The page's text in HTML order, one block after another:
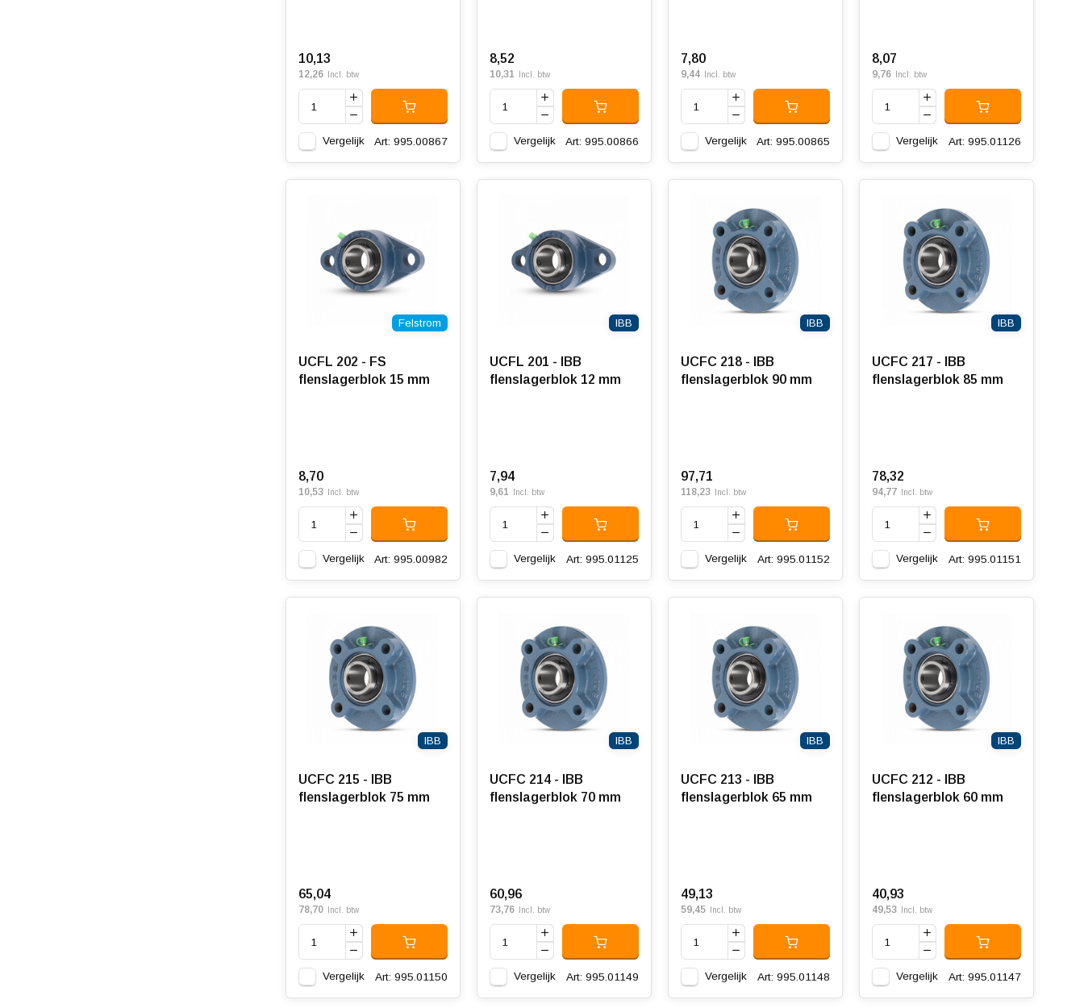
10,13
12,26 Incl. btw
Vergelijk Art: 995.00867
8,52
10,31 Incl. btw
Vergelijk Art: 995.00866
7,80
9,44 Incl. btw
Vergelijk Art: 995.00865
8,07
9,76 Incl. btw
Vergelijk Art: 995.01126
Felstrom
UCFL 202 - FS
flenslagerblok 15 mm
8,70
10,53 Incl. btw
Vergelijk Art: 995.00982
IBB
UCFL 201 - IBB
flenslagerblok 12 mm
7,94
9,61 Incl. btw
Vergelijk Art: 995.01125
IBB
UCFC 218 - IBB
flenslagerblok 90 mm
97,71
118,23 Incl. btw
Vergelijk Art: 995.01152
IBB
UCFC 217 - IBB
flenslagerblok 85 mm
78,32
94,77 Incl. btw
Vergelijk Art: 995.01151
IBB
UCFC 215 - IBB
flenslagerblok 75 mm
65,04
78,70 Incl. btw
Vergelijk Art: 995.01150
IBB
UCFC 214 - IBB
flenslagerblok 70 mm
60,96
73,76 Incl. btw
Vergelijk Art: 995.01149
IBB
UCFC 213 - IBB
flenslagerblok 65 mm
49,13
59,45 Incl. btw
Vergelijk Art: 995.01148
IBB
UCFC 212 - IBB
flenslagerblok 60 mm
40,93
49,53 Incl. btw
Vergelijk Art: 995.01147